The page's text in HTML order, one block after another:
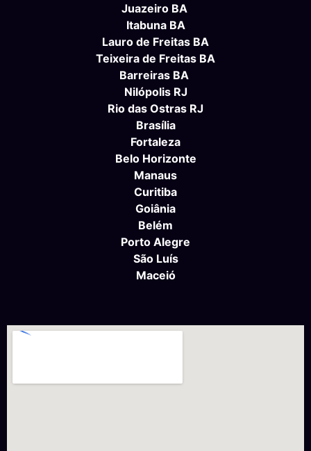
Juazeiro BA
Itabuna BA
Lauro de Freitas BA
Teixeira de Freitas BA
Barreiras BA
Nilópolis RJ
Rio das Ostras RJ
Brasília
Fortaleza
Belo Horizonte
Manaus
Curitiba
Goiânia
Belém
Porto Alegre
São Luís
Maceió